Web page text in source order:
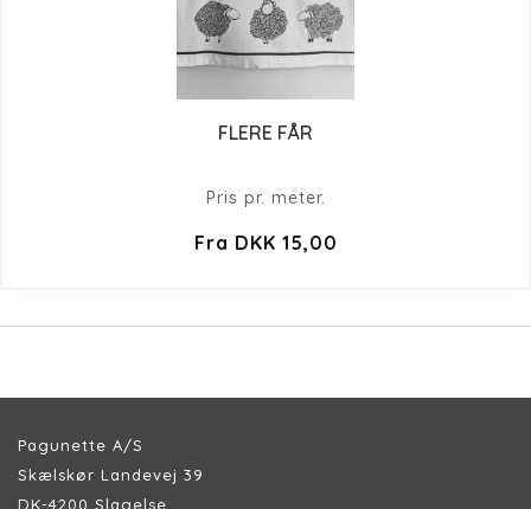
FLERE FÅR
Pris pr. meter.
Fra DKK 15,00
Pagunette A/S
Skælskør Landevej 39
DK-4200 Slagelse